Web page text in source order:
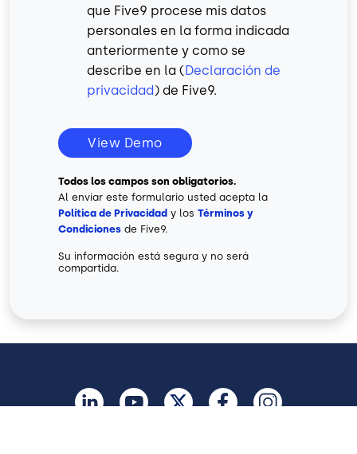
que Five9 procese mis datos
personales en la forma indicada
anteriormente y como se
describe en la ( Declaración de
privacidad) de Five9.
View Demo
Todos los campos son obligatorios.
Al enviar este formulario usted acepta la
Política de Privacidad y los Términos y
Condiciones de Five9.
Su información está segura y no será
compartida.